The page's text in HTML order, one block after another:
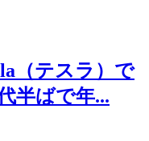
（テスラ）で
半ばで年...